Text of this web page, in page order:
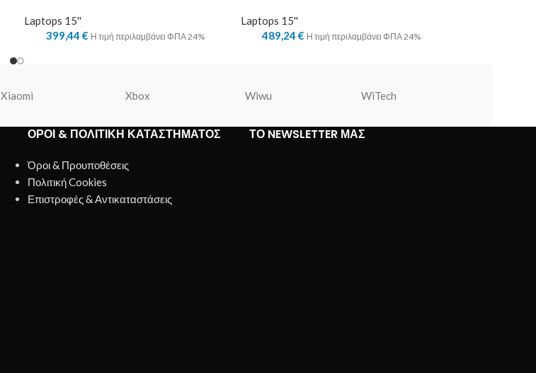
Laptops 15''
399,44 € Η τιμή περιλαμβάνει ΦΠΑ 24%
Laptops 15''
489,24€ Η τιμή περιλαμβάνει ΦΠΑ 24%
Xiaomi Xbox Wiwu WiTech
ΌΡΟΙ & ΠΟΛΙΤΙΚΉ ΚΑΤΑΣΤΉΜΑΤΟΣ
Όροι & Προυποθέσεις
Πολιτική Cookies
Επιστροφές & Αντικαταστάσεις
ΤΟ NEWSLETTER ΜΑΣ